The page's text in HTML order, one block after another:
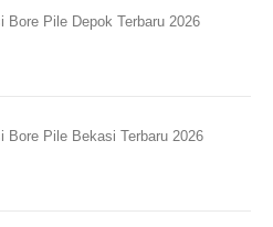
Bore Pile Depok Terbaru 2026
Bore Pile Bekasi Terbaru 2026